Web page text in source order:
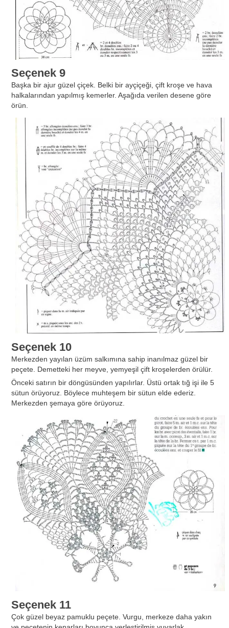
Seçenek 9
Başka bir ajur güzel çiçek. Belki bir ayçiçeği, çift kroşe ve hava
halkalarından yapılmış kemerler. Aşağıda verilen desene göre
örün.
Seçenek 10
Merkezden yayılan üzüm salkımına sahip inanılmaz güzel bir
peçete. Demetteki her meyve, yemyeşil çift kroşelerden örülür.
Önceki satırın bir döngüsünden yapılırlar. Üstü ortak tığ işi ile 5
sütun örüyoruz. Böylece muhteşem bir sütun elde ederiz.
Merkezden şemaya göre örüyoruz.
Seçenek 11
Çok güzel beyaz pamuklu peçete. Vurgu, merkeze daha yakın